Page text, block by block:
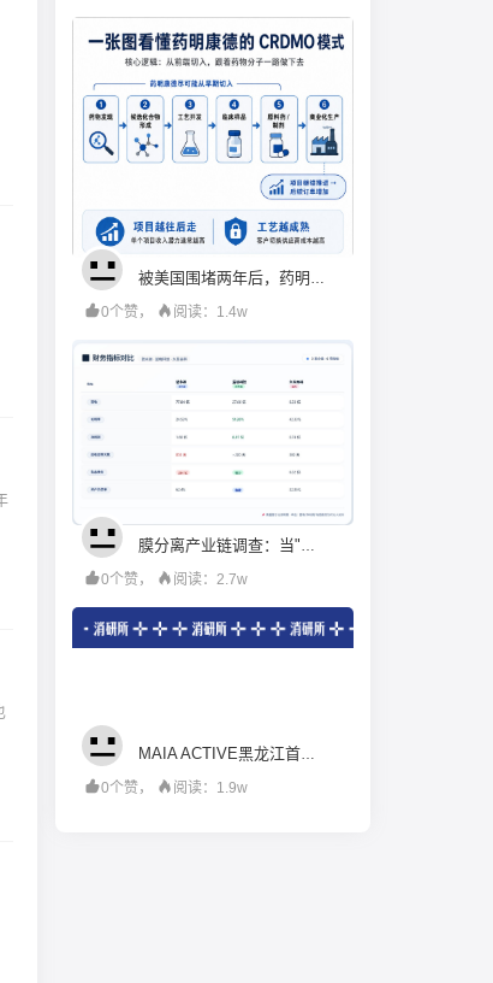
被美国围堵两年后，药明康德硬起来了
0个赞，
阅读：1.4w
0个赞，
阅读：2.7w
MAIA ACTIVE黑龙江首店即将启幕；东鹏饮料上半年净利润28.67亿元，同增20.72%；宝洁集团2026财年大中华区重回增长｜消研所周报
0个赞，
阅读：1.9w